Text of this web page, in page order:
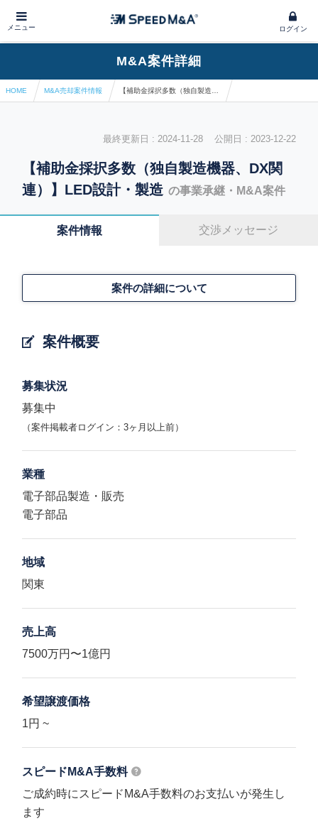
メニュー ログイン
M&A案件詳細
HOME M&A売却案件情報
最終更新日 : 2024-11-28 公開日 : 2023-12-22
【補助金採択多数（独自製造機器、DX関
連）】LED設計・製造 の事業承継・M&A案件
案件情報 交渉メッセージ
案件概要
案件の詳細について
募集状況
募集中
（案件掲載者ログイン：3ヶ月以上前）
業種
電子部品製造・販売
電子部品
地域
関東
売上高
7500万円〜1億円
希望譲渡価格
1円 ~
スピードM&A手数料
ご成約時にスピードM&A手数料のお支払いが発生し
ます